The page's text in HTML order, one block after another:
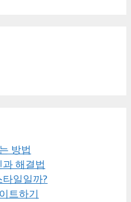
방법
해결법
일일까?
트하기